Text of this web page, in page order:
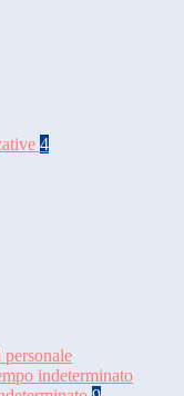
4
indeterminato